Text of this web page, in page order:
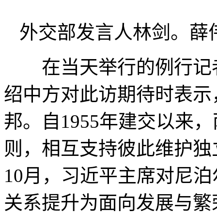
外交部发言人林剑。薛
在当天举行的例行记
绍中方对此访期待时表
邦。自1955年建交以来
则，相互支持彼此维护
10月，习近平主席对尼
关系提升为面向发展与